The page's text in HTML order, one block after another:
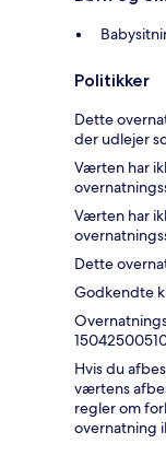
Politikker
Dette
der udlejer
Værten har
Værten har
Dette
Godkendte
Hvis du
værtens
regler om
overnatning